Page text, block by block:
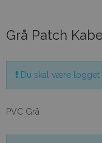
Grå Patch
Du skal være logget
PVC Grå